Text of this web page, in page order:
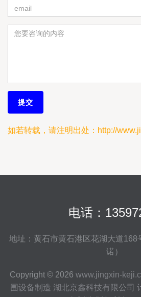
如若转载，请注明出处：http://
电话：
地址：黄石市黄石港区花湖大道168
诺）
Copyright © 2026 www.jingxin-
围设备制造 湖北京鑫科技有限公司